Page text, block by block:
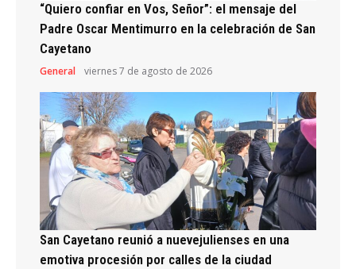
“Quiero confiar en Vos, Señor”: el mensaje del
Padre Oscar Mentimurro en la celebración de San
Cayetano
General viernes 7 de agosto de 2026
San Cayetano reunió a nuevejulienses en una
emotiva procesión por calles de la ciudad